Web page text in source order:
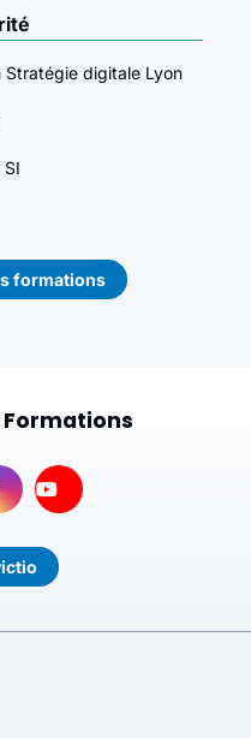
Stratégie digitale Lyon
formations